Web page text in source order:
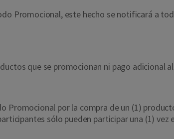
Promocional, este hecho se notificará a
que se promocionan ni pago adicional
Promocional por la compra de un (1)
sólo pueden participar una (1)